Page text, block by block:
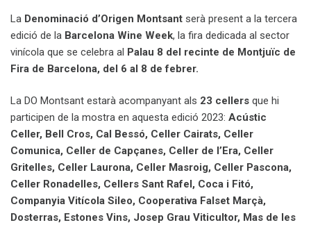
La Denominació d’Origen Montsant serà present a la tercera
edició de la Barcelona Wine Week, la fira dedicada al sector
vinícola que se celebra al Palau 8 del recinte de Montjuïc de
Fira de Barcelona, del 6 al 8 de febrer.
La DO Montsant estarà acompanyant als 23 cellers que hi
participen de la mostra en aquesta edició 2023: Acústic
Celler, Bell Cros, Cal Bessó, Celler Cairats, Celler
Comunica, Celler de Capçanes, Celler de l’Era, Celler
Gritelles, Celler Laurona, Celler Masroig, Celler Pascona,
Celler Ronadelles, Cellers Sant Rafel, Coca i Fitó,
Companyia Vitícola Sileo, Cooperativa Falset Marçà,
Dosterras, Estones Vins, Josep Grau Viticultor, Mas de les